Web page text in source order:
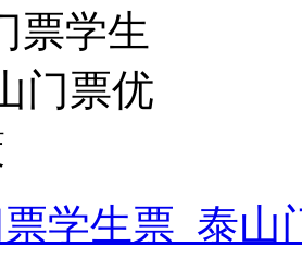
学生票_泰山